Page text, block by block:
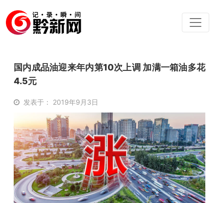
国内成品油迎来年内第10次上调 加满一箱油多花
4.5元
发表于： 2019年9月3日